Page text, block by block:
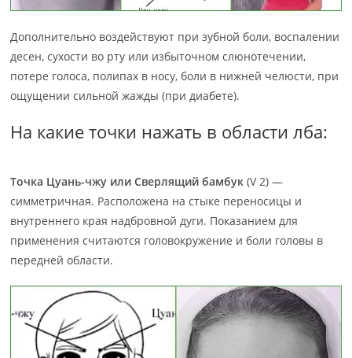
Дополнительно воздействуют при зубной боли, воспалении
десен, сухости во рту или избыточном слюнотечении,
потере голоса, полипах в носу, боли в нижней челюсти, при
ощущении сильной жажды (при диабете).
На какие точки нажать в области лба:
Точка Цуань-чжу или Сверлящий бамбук (V 2) —
симметричная. Расположена на стыке переносицы и
внутреннего края надбровной дуги. Показанием для
применения считаются головокружение и боли головы в
передней области.